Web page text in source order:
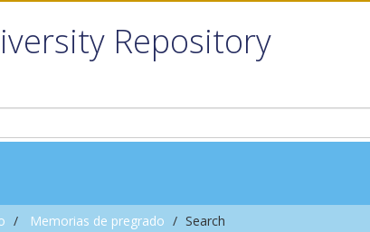
Repository
Memorias de pregrado Search